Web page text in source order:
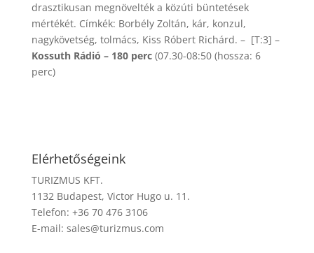
drasztikusan megnövelték a közúti büntetések
mértékét. Címkék: Borbély Zoltán, kár, konzul,
nagykövetség, tolmács, Kiss Róbert Richárd. – [T:3] –
Kossuth Rádió – 180 perc(07.30-08:50 (hossza: 6
perc)
Elérhetőségeink
TURIZMUS KFT.
1132 Budapest, Victor Hugo u. 11.
Telefon: +36 70 476 3106
E-mail: sales@turizmus.com